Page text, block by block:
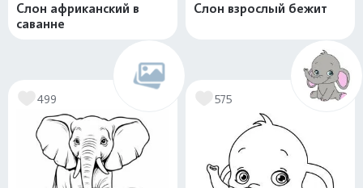
Слон африканский в
саванне
Слон взрослый бежит
499 575